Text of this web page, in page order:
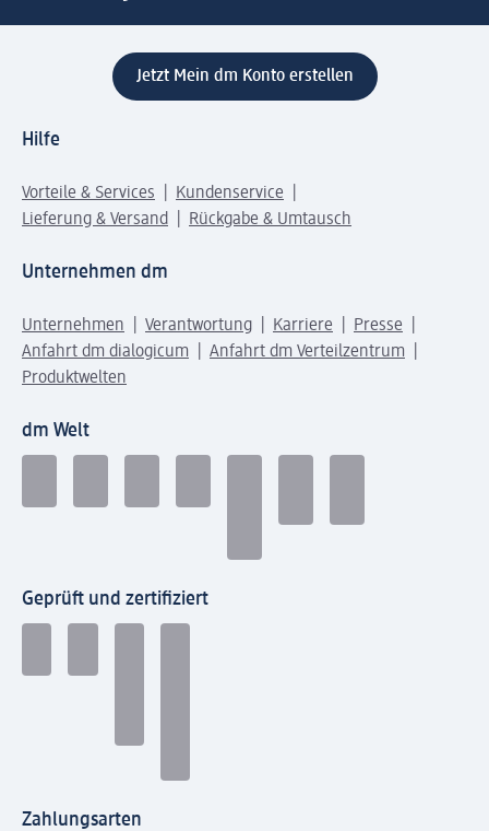
Jetzt Mein dm Konto erstellen
Hilfe
Vorteile & Services
Kundenservice
Lieferung & Versand
Rückgabe & Umtausch
Unternehmen dm
Unternehmen Verantwortung Karriere
Presse
Anfahrt dm dialogicum
Anfahrt dm Verteilzentrum
Produktwelten
dm Welt
Geprüft und zertifiziert
Zahlungsarten